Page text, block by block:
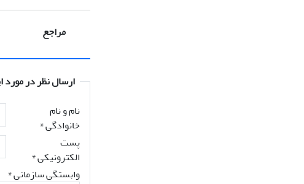
مراجع
ارسال نظر در مورد
نام و نام
خانوادگی*
پست
الکترونیکی*
وابستگی سازمانی *